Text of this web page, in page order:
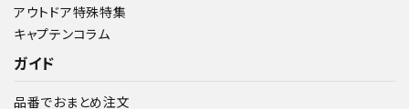
アウトドア特殊特集
キャプテンコラム
ガイド
品番でおまとめ注文